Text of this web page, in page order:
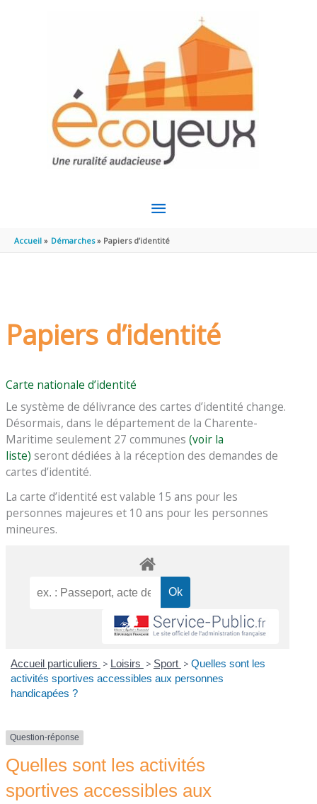
MENU
PRINCIPAL
Accueil Démarches Papiers d’identité
Papiers d’identité
Carte nationale d’identité
Le système de délivrance des cartes d’identité change.
Désormais, dans le département de la Charente-
Maritime seulement 27 communes(voir la
liste) seront dédiées à la réception des demandes de
cartes d’identité.
La carte d’identité est valable 15 ans pour les
personnes majeures et 10 ans pour les personnes
mineures.
Accueil particuliers > Loisirs > Sport > Quelles sont les
activités sportives accessibles aux personnes
handicapées ?
Question-réponse
Quelles sont les activités
sportives accessibles aux